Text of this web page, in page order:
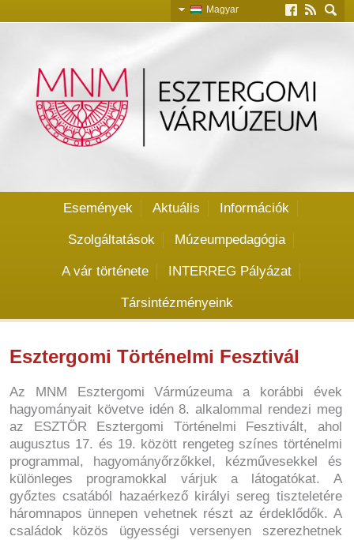
Magyar
Események Aktuális Információk
Szolgáltatások Múzeumpedagógia
A vár története INTERREG Pályázat
Társintézményeink
Esztergomi Történelmi Fesztivál
Az MNM Esztergomi Vármúzeuma a korábbi évek
hagyományait követve idén 8. alkalommal rendezi meg
az ESZTÖR Esztergomi Történelmi Fesztivált, ahol
augusztus 17. és 19. között rengeteg színes történelmi
programmal, hagyományőrzőkkel, kézművesekkel és
különleges programokkal várjuk a látogatókat. A
győztes csatából hazaérkező királyi sereg tiszteletére
háromnapos ünnepen vehetnek részt az érdeklődők. A
családok közös ügyességi versenyen szerezhetnek